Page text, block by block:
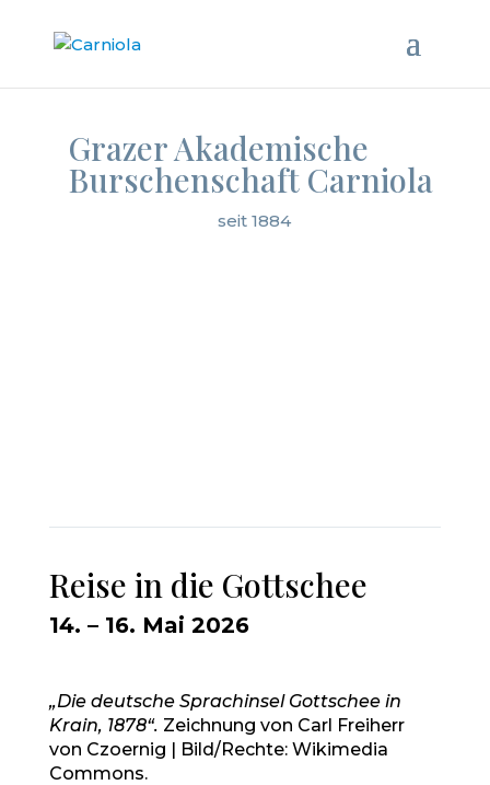
Grazer Akademische
Burschenschaft Carniola
seit 1884
Reise in die Gottschee
14. – 16. Mai 2026
„Die deutsche Sprachinsel Gottschee in
Krain, 1878“. Zeichnung von Carl Freiherr
von Czoernig | Bild/Rechte: Wikimedia
Commons.